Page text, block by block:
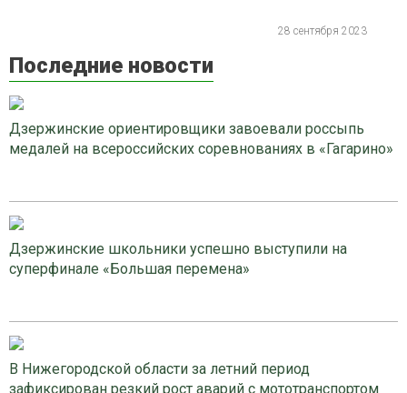
28 сентября 2023
Последние новости
Дзержинские ориентировщики завоевали россыпь
медалей на всероссийских соревнованиях в «Гагарино»
Дзержинские школьники успешно выступили на
суперфинале «Большая перемена»
В Нижегородской области за летний период
зафиксирован резкий рост аварий с мототранспортом